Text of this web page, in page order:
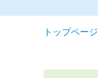
トップページ